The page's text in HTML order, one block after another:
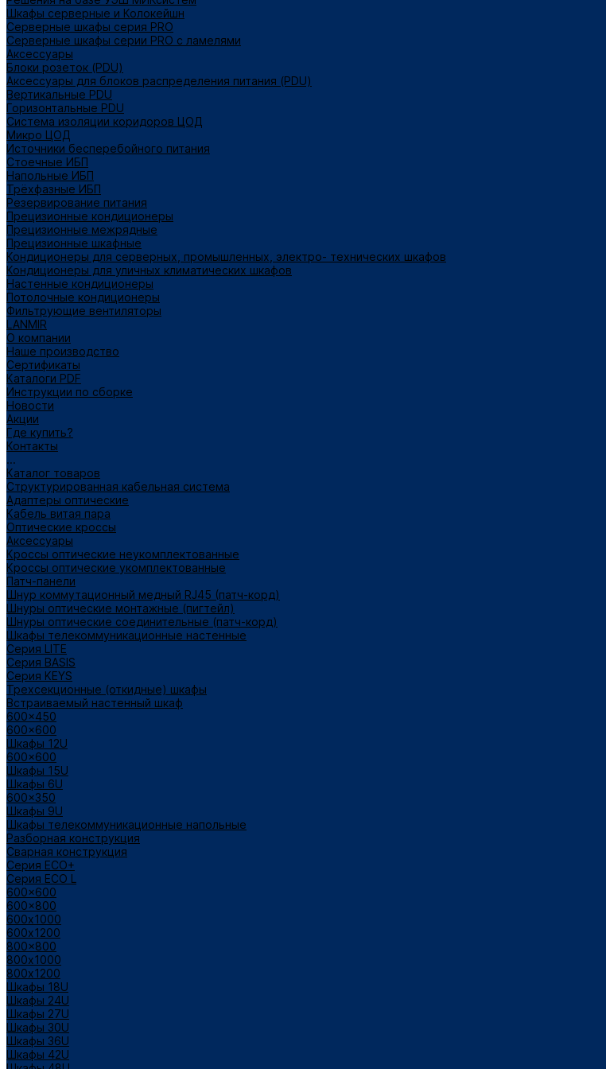
Шкафы серверные и Колокейшн
Серверные шкафы серия PRO
Серверные шкафы серии PRO с ламелями
Аксессуары
Блоки розеток (PDU)
Аксессуары для блоков распределения питания (PDU)
Вертикальные PDU
Горизонтальные PDU
Система изоляции коридоров ЦОД
Микро ЦОД
Источники бесперебойного питания
Стоечные ИБП
Напольные ИБП
Трёхфазные ИБП
Резервирование питания
Прецизионные кондиционеры
Прецизионные межрядные
Прецизионные шкафные
Кондиционеры для серверных, промышленных, электро- технических шкафов
Кондиционеры для уличных климатических шкафов
Настенные кондиционеры
Потолочные кондиционеры
Фильтрующие вентиляторы
LANMIR
О компании
Наше производство
Сертификаты
Каталоги PDF
Инструкции по сборке
Новости
Акции
Где купить?
Контакты
...
Каталог товаров
Структурированная кабельная система
Адаптеры оптические
Кабель витая пара
Оптические кроссы
Аксессуары
Кроссы оптические неукомплектованные
Кроссы оптические укомплектованные
Патч-панели
Шнур коммутационный медный RJ45 (патч-корд)
Шнуры оптические монтажные (пигтейл)
Шнуры оптические соединительные (патч-корд)
Шкафы телекоммуникационные настенные
Cерия LITE
Cерия BASIS
Cерия KEYS
Трехсекционные (откидные) шкафы
Встраиваемый настенный шкаф
600x450
600x600
Шкафы 12U
600x600
Шкафы 15U
Шкафы 6U
600x350
Шкафы 9U
Шкафы телекоммуникационные напольные
Разборная конструкция
Сварная конструкция
Серия ECO+
Серия ECO L
600x600
600x800
600х1000
600х1200
800x800
800х1000
800х1200
Шкафы 18U
Шкафы 24U
Шкафы 27U
Шкафы 30U
Шкафы 36U
Шкафы 42U